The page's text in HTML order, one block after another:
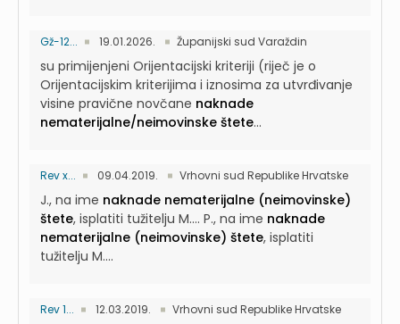
Gž-12... 19.01.2026. Županijski sud Varaždin
su primijenjeni Orijentacijski kriteriji (riječ je o
Orijentacijskim kriterijima i iznosima za utvrđivanje
visine pravične novčane naknade
nematerijalne/neimovinske štete...
Rev x... 09.04.2019. Vrhovni sud Republike Hrvatske
J., na ime naknade nematerijalne (neimovinske)
štete, isplatiti tužitelju M.... P., na ime naknade
nematerijalne (neimovinske) štete, isplatiti
tužitelju M....
Rev 1... 12.03.2019. Vrhovni sud Republike Hrvatske